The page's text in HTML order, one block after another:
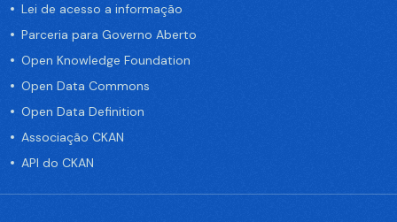
Lei de acesso a informação
Parceria para Governo Aberto
Open Knowledge Foundation
Open Data Commons
Open Data Definition
Associação CKAN
API do CKAN